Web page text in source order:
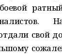
свой